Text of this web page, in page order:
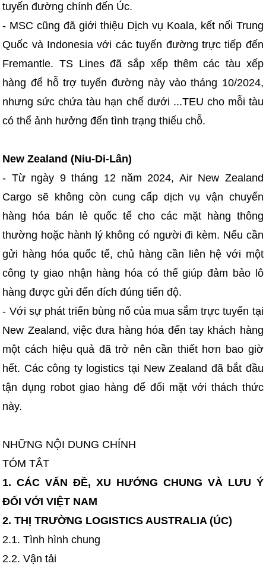
tuyến đường chính đến Úc.
- MSC cũng đã giới thiệu Dịch vụ Koala, kết nối Trung
Quốc và Indonesia với các tuyến đường trực tiếp đến
Fremantle. TS Lines đã sắp xếp thêm các tàu xếp
hàng để hỗ trợ tuyến đường này vào tháng 10/2024,
nhưng sức chứa tàu hạn chế dưới ...TEU cho mỗi tàu
có thể ảnh hưởng đến tình trạng thiếu chỗ.
New Zealand (Niu-Di-Lân)
- Từ ngày 9 tháng 12 năm 2024, Air New Zealand
Cargo sẽ không còn cung cấp dịch vụ vận chuyển
hàng hóa bán lẻ quốc tế cho các mặt hàng thông
thường hoặc hành lý không có người đi kèm. Nếu cần
gửi hàng hóa quốc tế, chủ hàng cần liên hệ với một
công ty giao nhận hàng hóa có thể giúp đảm bảo lô
hàng được gửi đến đích đúng tiến độ.
- Với sự phát triển bùng nổ của mua sắm trực tuyến tại
New Zealand, việc đưa hàng hóa đến tay khách hàng
một cách hiệu quả đã trở nên cần thiết hơn bao giờ
hết. Các công ty logistics tại New Zealand đã bắt đầu
tận dụng robot giao hàng để đối mặt với thách thức
này.
NHỮNG NỘI DUNG CHÍNH
TÓM TẮT
1. CÁC VẤN ĐỀ, XU HƯỚNG CHUNG VÀ LƯU Ý
ĐỐI VỚI VIỆT NAM
2. THỊ TRƯỜNG LOGISTICS AUSTRALIA (ÚC)
2.1. Tình hình chung
2.2. Vận tải